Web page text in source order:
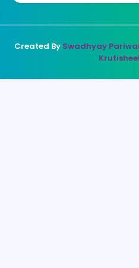
Created By Swadhyay